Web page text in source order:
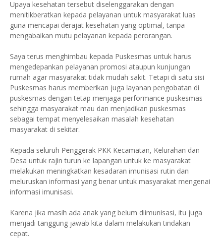
Upaya kesehatan tersebut diselenggarakan dengan
menitikberatkan kepada pelayanan untuk masyarakat luas
guna mencapai derajat kesehatan yang optimal, tanpa
mengabaikan mutu pelayanan kepada perorangan.
Saya terus menghimbau kepada Puskesmas untuk harus
mengedepankan pelayanan promosi ataupun kunjungan
rumah agar masyarakat tidak mudah sakit. Tetapi di satu sisi
Puskesmas harus memberikan juga layanan pengobatan di
puskesmas dengan tetap menjaga performance puskesmas
sehingga masyarakat mau dan menjadikan puskesmas
sebagai tempat menyelesaikan masalah kesehatan
masyarakat di sekitar.
Kepada seluruh Penggerak PKK Kecamatan, Kelurahan dan
Desa untuk rajin turun ke lapangan untuk ke masyarakat
melakukan meningkatkan kesadaran imunisasi rutin dan
meluruskan informasi yang benar untuk masyarakat mengenai
informasi imunisasi.
Karena jika masih ada anak yang belum diimunisasi, itu juga
menjadi tanggung jawab kita dalam melakukan tindakan
cepat.